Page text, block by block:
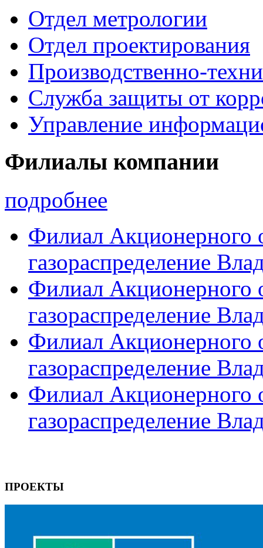
Отдел метрологии
Отдел проектирования
Производственно-
Служба защиты от
Управление
Филиалы компании
подробнее
Филиал Акционерного
газораспределение
Филиал Акционерного
газораспределение
Филиал Акционерного
газораспределение
Филиал Акционерного
газораспределение
ПРОЕКТЫ